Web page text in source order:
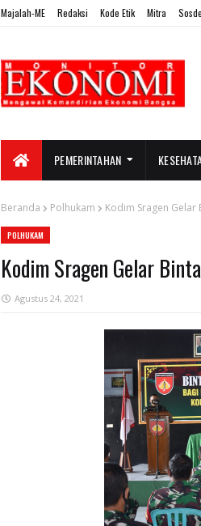
Majalah-ME Redaksi Kode Etik Mitra
PEMERINTAHAN
Beranda Polhukam Kodim Sragen
POLHUKAM
Kodim Sragen Gelar
Agustus 24, 2021